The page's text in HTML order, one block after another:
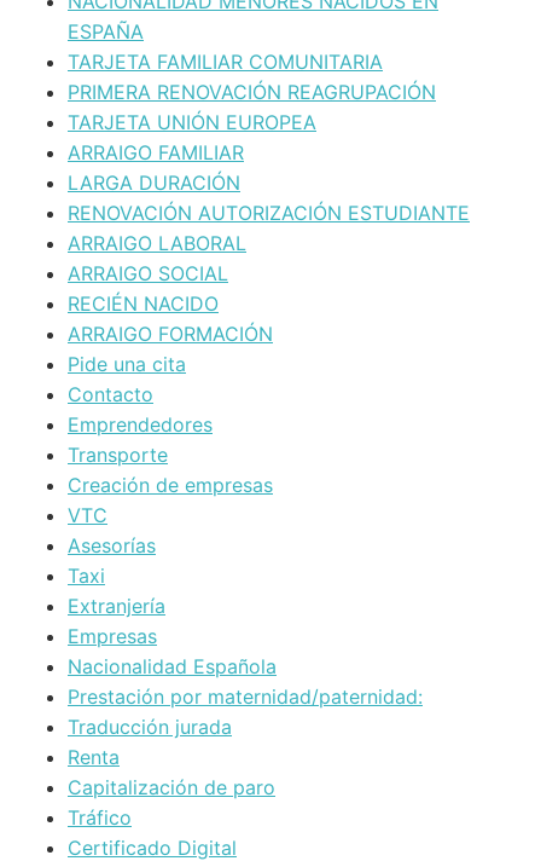
ESPAÑA
TARJETA FAMILIAR COMUNITARIA
PRIMERA RENOVACIÓN REAGRUPACIÓN
TARJETA UNIÓN EUROPEA
ARRAIGO FAMILIAR
LARGA DURACIÓN
RENOVACIÓN AUTORIZACIÓN ESTUDIANTE
ARRAIGO LABORAL
ARRAIGO SOCIAL
RECIÉN NACIDO
ARRAIGO FORMACIÓN
Pide una cita
Contacto
Emprendedores
Transporte
Creación de empresas
VTC
Asesorías
Taxi
Extranjería
Empresas
Nacionalidad Española
Prestación por maternidad/paternidad:
Traducción jurada
Renta
Capitalización de paro
Tráfico
Certificado Digital